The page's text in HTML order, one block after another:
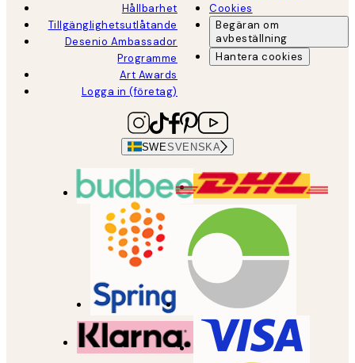
Hållbarhet
Tillgänglighetsutlåtande
Desenio Ambassador
Programme
Art Awards
Logga in (företag)
Cookies
Begäran om
avbeställning
Hantera cookies
SWESVENSKA